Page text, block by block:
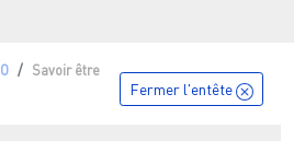
Savoir être
Fermer l'entête